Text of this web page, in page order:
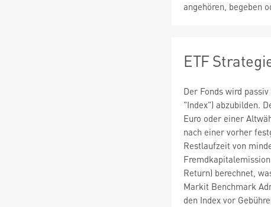
angehören, begeben
ETF
Der Fonds wird
"Index") abzubilden.
Euro oder einer
nach einer vorher
Restlaufzeit von
Return) berechnet,
Markit Benchmark
den Index vor